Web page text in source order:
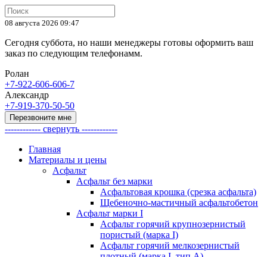
08 августа 2026 09:47
Сегодня суббота, но наши менеджеры готовы оформить ваш
заказ по следующим телефонамм.
Ролан
+7-922-606-606-7
Александр
+7-919-370-50-50
Перезвоните мне
------------ свернуть ------------
Главная
Материалы и цены
Асфальт
Асфальт без марки
Асфальтовая крошка (срезка асфальта)
Щебеночно-мастичный асфальтобетон
Асфальт марки I
Асфальт горячий крупнозернистый
пористый (марка I)
Асфальт горячий мелкозернистый